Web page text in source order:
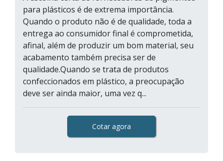
para plásticos é de extrema importância.
Quando o produto não é de qualidade, toda a
entrega ao consumidor final é comprometida,
afinal, além de produzir um bom material, seu
acabamento também precisa ser de
qualidade.Quando se trata de produtos
confeccionados em plástico, a preocupação
deve ser ainda maior, uma vez q...
Cotar agora